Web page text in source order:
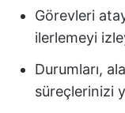
Görevleri
ilerlemeyi
Durumları,
süreçlerinizi